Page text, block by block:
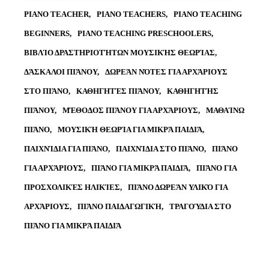
PIANO TEACHER PIANO TEACHERS PIANO TEACHING
BEGINNERS PIANO TEACHING PRESCHOOLERS
ΒΙΒΛΊΟ ΔΡΑΣΤΗΡΙΟΤΉΤΩΝ ΜΟΥΣΙΚΉΣ ΘΕΩΡΊΑΣ
ΔΆΣΚΑΛΟΙ ΠΙΆΝΟΥ ΔΩΡΕΆΝ ΝΌΤΕΣ ΓΙΑ ΑΡΧΆΡΙΟΥΣ
ΣΤΟ ΠΙΆΝΟ ΚΑΘΗΓΗΤΈΣ ΠΙΆΝΟΥ ΚΑΘΗΓΗΤΉΣ
ΠΙΆΝΟΥ ΜΈΘΟΔΟΣ ΠΙΆΝΟΥ ΓΙΑ ΑΡΧΆΡΙΟΥΣ ΜΑΘΑΊΝΩ
ΠΙΆΝΟ ΜΟΥΣΙΚΉ ΘΕΩΡΊΑ ΓΙΑ ΜΙΚΡΆ ΠΑΙΔΙΆ
ΠΑΙΧΝΊΔΙΑ ΓΙΑ ΠΙΆΝΟ ΠΑΙΧΝΊΔΙΑ ΣΤΟ ΠΙΆΝΟ ΠΙΆΝΟ
ΓΙΑ ΑΡΧΆΡΙΟΥΣ ΠΙΆΝΟ ΓΙΑ ΜΙΚΡΆ ΠΑΙΔΙΆ ΠΙΆΝΟ ΓΙΑ
ΠΡΟΣΧΟΛΙΚΈΣ ΗΛΙΚΊΕΣ ΠΙΆΝΟ ΔΩΡΕΆΝ ΥΛΙΚΌ ΓΙΑ
ΑΡΧΆΡΙΟΥΣ ΠΙΆΝΟ ΠΑΙΔΑΓΩΓΙΚΉ ΤΡΑΓΟΎΔΙΑ ΣΤΟ
ΠΙΆΝΟ ΓΙΑ ΜΙΚΡΆ ΠΑΙΔΙΆ